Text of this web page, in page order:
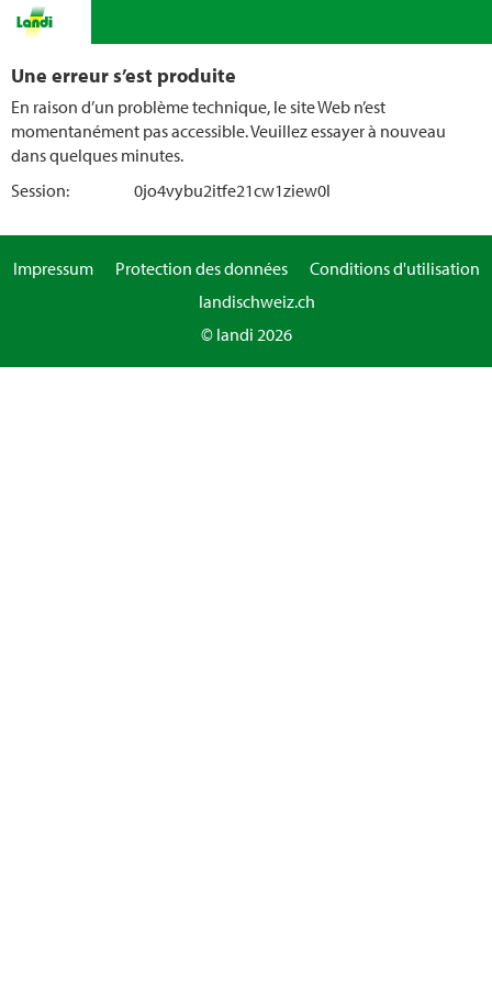
Une erreur s’est produite
En raison d’un problème technique, le site Web n’est
momentanément pas accessible. Veuillez essayer à nouveau
dans quelques minutes.
Session:
0jo4vybu2itfe21cw1ziew0l
Impressum Protection des données
Conditions d'utilisation
landischweiz.ch
© landi 2026